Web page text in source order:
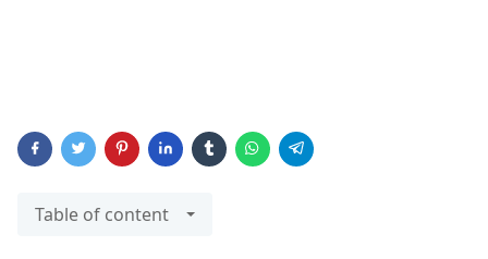
Table of content